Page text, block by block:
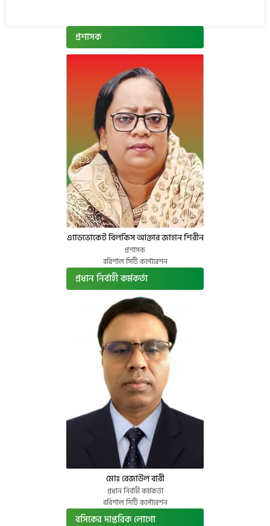
প্রশাসক
এ্যাডভোকেট বিলকিস আক্তার জাহান শিরীন
প্রশাসক
বরিশাল সিটি কর্পোরেশন
প্রধান নির্বাহী কর্মকর্তা
মোঃ রেজাউল বারী
প্রধান নির্বাহী কর্মকর্তা
বরিশাল সিটি কর্পোরেশন
বসিকের দাপ্তরিক লোগো